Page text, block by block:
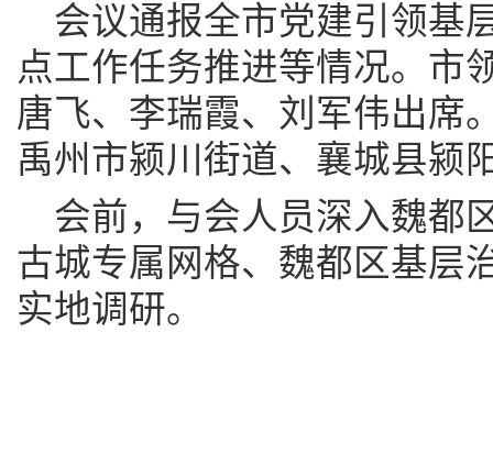
会议通报全市党建引领基
点工作任务推进等情况。市
唐飞、李瑞霞、刘军伟出席
禹州市颍川街道、襄城县颍
会前，与会人员深入魏都
古城专属网格、魏都区基层
实地调研。